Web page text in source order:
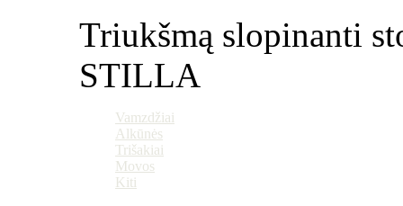
Triukšmą slopinanti
STILLA
Vamzdžiai
Alkūnės
Trišakiai
Movos
Kiti